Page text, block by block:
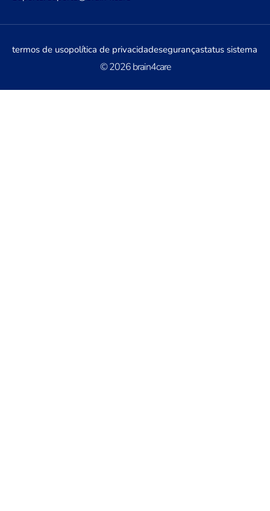
termos de usopolítica de privacidadesegurançastatus sistema
© 2026 brain4care